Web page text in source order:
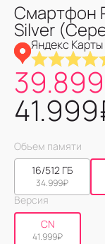
Смартфон
Silver
Яндекс Карты
39.899
41.999
Объем памяти
16/512 ГБ
34.999₽
Версия
CN
41.999₽